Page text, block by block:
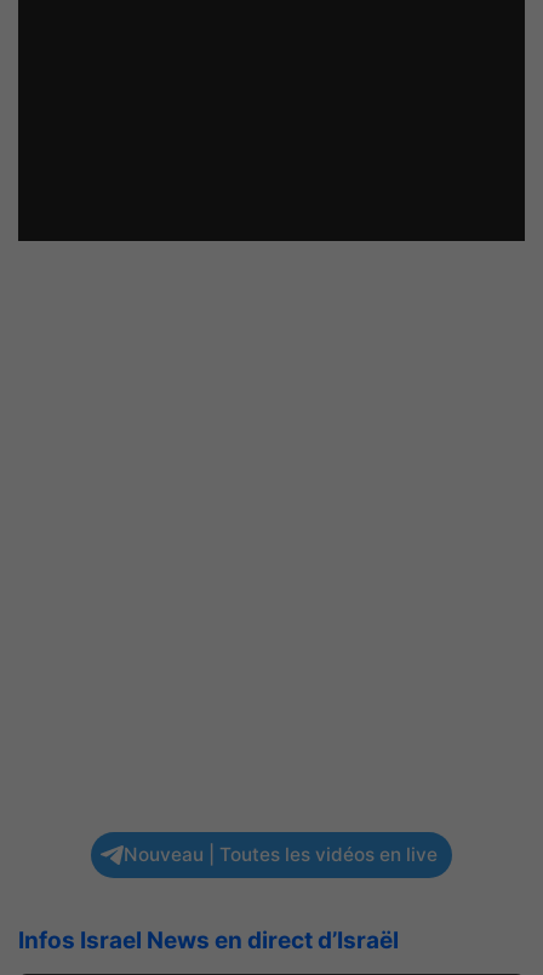
Nouveau | Toutes les vidéos en live
Infos Israel News en direct d’Israël